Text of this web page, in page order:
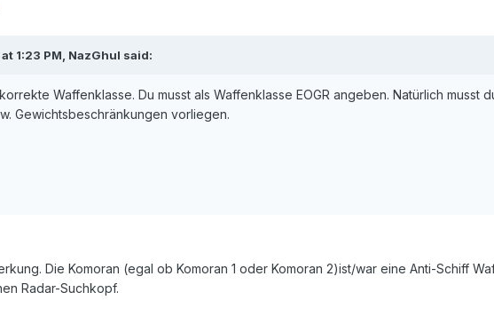
1:23 PM, NazGhul said:
Waffenklasse. Du musst als Waffenklasse EOGR angeben. Natürlich musst
Gewichtsbeschränkungen vorliegen.
Die Komoran (egal ob Komoran 1 oder Komoran 2)ist/war eine Anti-Schiff
Radar-Suchkopf.